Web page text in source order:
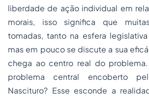
liberdade de ação individual em
morais, isso significa que
tomadas, tanto na esfera
mas em pouco se discute a sua
chega ao centro real do
problema central encoberto
Nascituro? Esse esconde a